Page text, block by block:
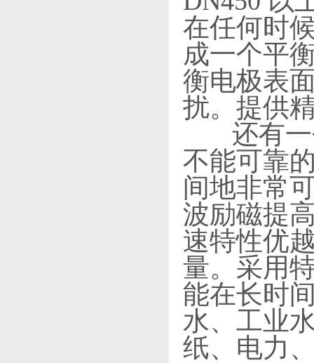
在任何时
成一个平
衡电极表
扰。提供
还有一
不能可靠
间地非常
波励磁提
速特性优
量。采用
能在长时
水、工业
纸、电力